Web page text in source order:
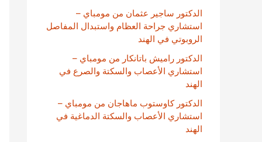
الدكتور ساجير عثمان من مومباي –
استشاري جراحة العظام واستبدال المفاصل
الروبوتي في الهند
الدكتور راميش باتانكار من مومباي –
استشاري الأعصاب والسكتة والصرع في
الهند
الدكتور كاوستوب ماهاجان من مومباي –
استشاري الأعصاب والسكتة الدماغية في
الهند